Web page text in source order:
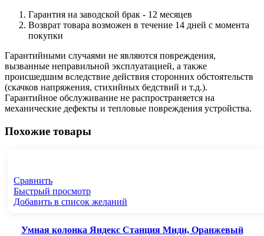
Гарантия на заводской брак - 12 месяцев
Возврат товара возможен в течение 14 дней с момента
покупки
Гарантийными случаями не являются повреждения,
вызванные неправильной эксплуатацией️, а также
происшедшим вследствие действия сторонних обстоятельств
(скачков напряжения, стихийных бедствий и т.д.).
Гарантийное обслуживание не распространяется на
механические дефекты и тепловые повреждения устройства.
Похожие товары
Сравнить
Быстрый просмотр
Добавить в список желаний
Умная колонка Яндекс Станция Миди, Оранжевый